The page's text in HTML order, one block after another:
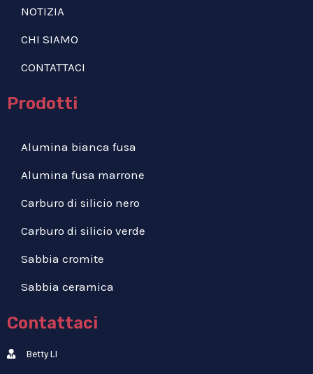
NOTIZIA
CHI SIAMO
CONTATTACI
Prodotti
Alumina bianca fusa
Alumina fusa marrone
Carburo di silicio nero
Carburo di silicio verde
Sabbia cromite
Sabbia ceramica
Contattaci
Betty LI